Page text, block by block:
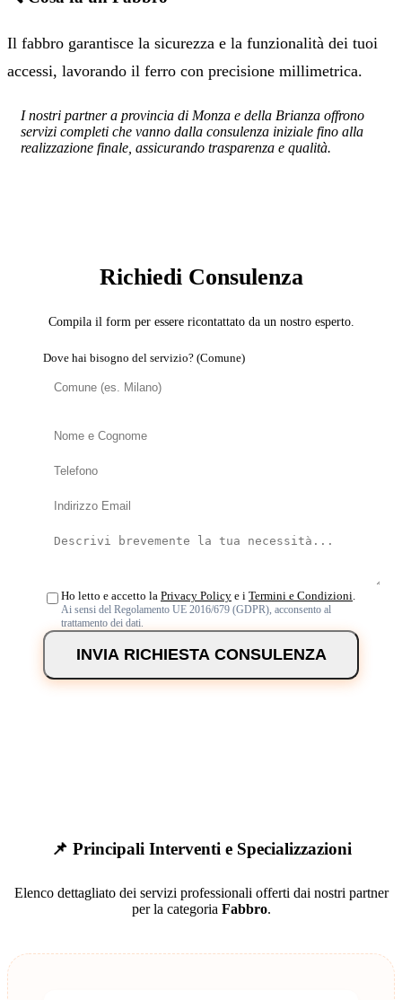
Il fabbro garantisce la sicurezza e la funzionalità dei tuoi
accessi, lavorando il ferro con precisione millimetrica.
I nostri partner a provincia di Monza e della Brianza offrono
servizi completi che vanno dalla consulenza iniziale fino alla
realizzazione finale, assicurando trasparenza e qualità.
Richiedi Consulenza
Compila il form per essere ricontattato da un nostro esperto.
Dove hai bisogno del servizio? (Comune)
Ho letto e accetto la Privacy Policy e i Termini e Condizioni
Ai sensi del Regolamento UE 2016/679 (GDPR), acconsento al
trattamento dei dati.
INVIA RICHIESTA CONSULENZA
📌 Principali Interventi e Specializzazioni
Elenco dettagliato dei servizi professionali offerti dai nostri partner
per la categoria Fabbro.